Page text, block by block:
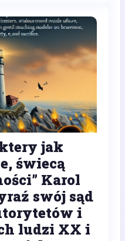
jak
świecą
Karol
swój sąd
i
ludzi XX i